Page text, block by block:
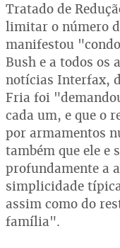
Tratado de
limitar o número
manifestou
Bush e a todos os
notícias Interfax,
Fria foi
cada um, e que o
por armamentos
também que ele e
profundamente a
simplicidade
assim como do
família".